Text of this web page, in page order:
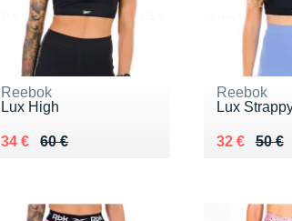
Reebok
Lux High
60 €
Au lieu de 60 €
34 €
Vendu 34 €
Reebok
Lux
50 €
Au lieu de
32 €
Vendu 32 €